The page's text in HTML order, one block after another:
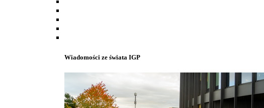
Wiadomości ze świata IGP